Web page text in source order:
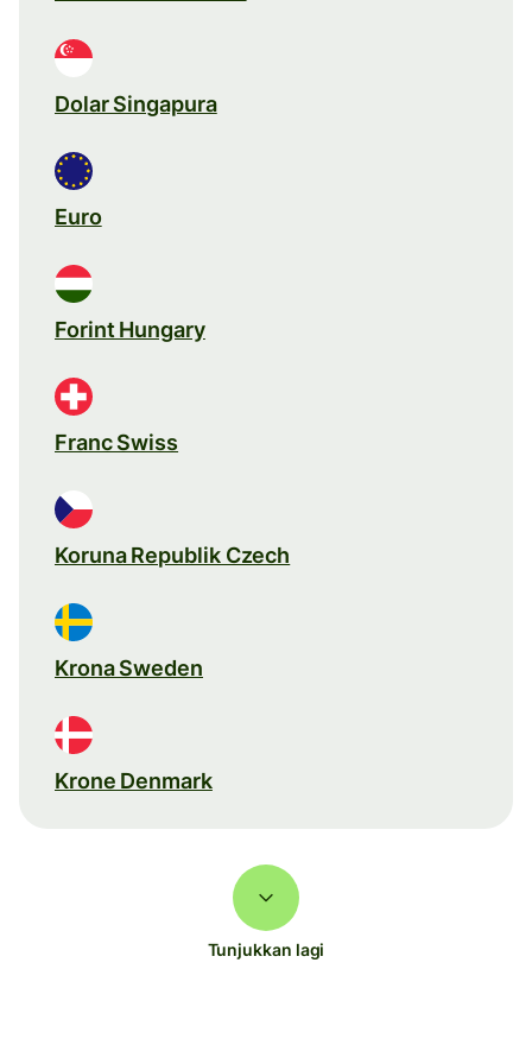
Dolar Singapura
Euro
Forint Hungary
Franc Swiss
Koruna Republik Czech
Krona Sweden
Krone Denmark
Tunjukkan lagi